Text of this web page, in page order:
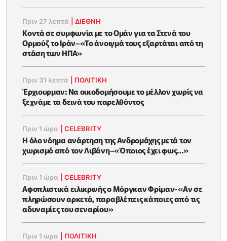
Πριν 27 λεπτά |ΔΙΕΘΝΗ
Κοντά σε συμφωνία με το Ομάν για τα Στενά του
Ορμούζ το Ιράν–«Το άνοιγμά τους εξαρτάται από τη
στάση των ΗΠΑ»
Πριν 31 λεπτά ΠΟΛΙΤΙΚΗ
Έρχιουρμαν: Να οικοδομήσουμε το μέλλον χωρίς να
ξεχνάμε τα δεινά του παρελθόντος
Πριν 1 ώρα |CELEBRITY
Η όλο νόημα ανάρτηση της Ανδρομάχης μετά τον
χωρισμό από τον Λιβάνη–«Όποιος έχει φως…»
Πριν 1 ώρα |CELEBRITY
Αφοπλιστικά ειλικρινής ο Μόργκαν Φρίμαν-«Αν σε
πληρώσουν αρκετά, παραβλέπεις κάποιες από τις
αδυναμίες του σεναρίου»
Πριν 1 ώρα ΠΟΛΙΤΙΚΗ